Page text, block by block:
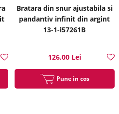
Bratara din snur ajustabila si
pandantiv infinit din argint
13-1-i57261B
126.00 Lei
Pune in cos